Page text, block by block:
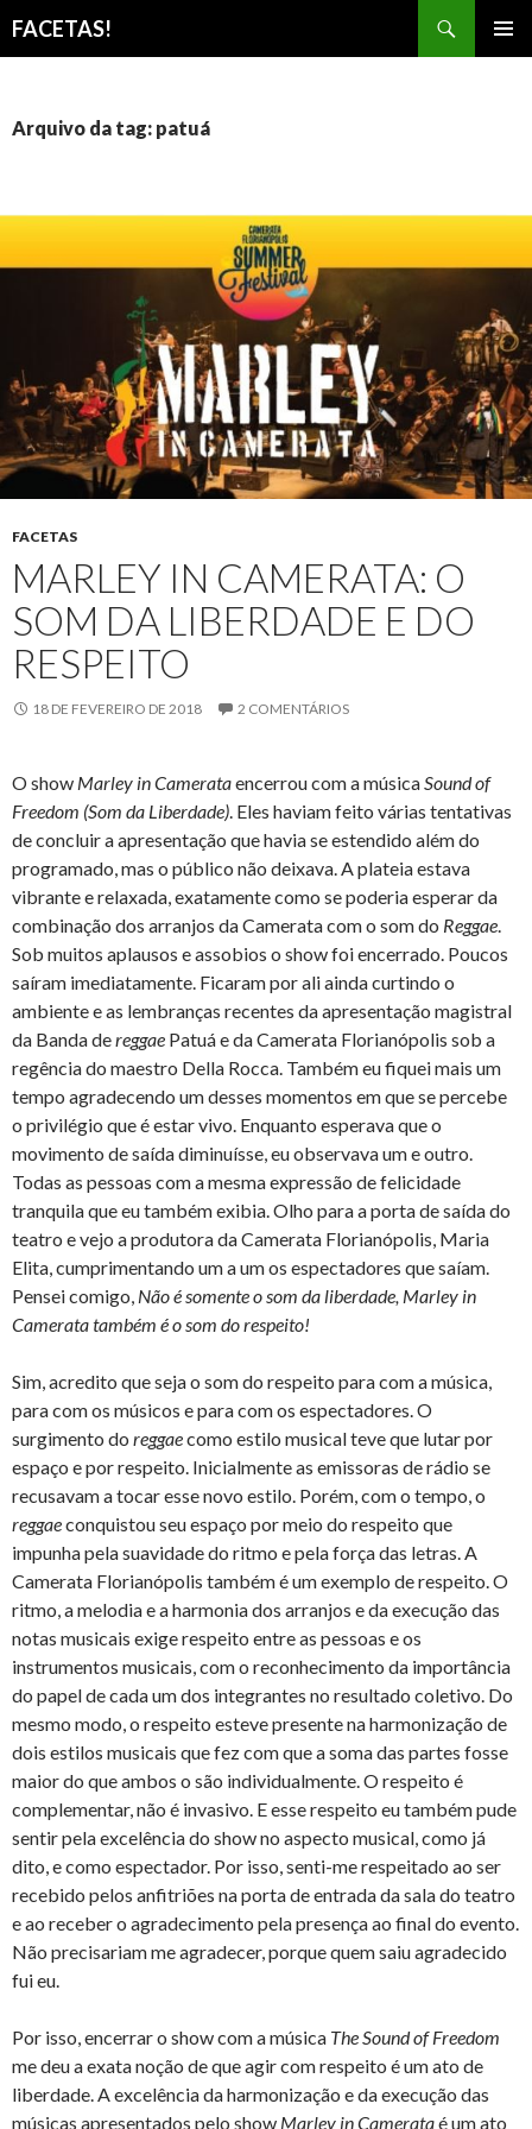
FACETAS!
CONTEÚDO
Arquivo da tag: patuá
FACETAS
MARLEY IN CAMERATA: O
SOM DA LIBERDADE E DO
RESPEITO
18 DE FEVEREIRO DE 2018 2 COMENTÁRIOS
O show Marley in Camerataencerrou com a músicaSound of
Freedom (Som da Liberdade). Eles haviam feito várias tentativas
de concluir a apresentação que havia se estendido além do
programado, mas o público não deixava. A plateia estava
vibrante e relaxada, exatamente como se poderia esperar da
combinação dos arranjos da Camerata com o som do Reggae.
Sob muitos aplausos e assobios o show foi encerrado. Poucos
saíram imediatamente. Ficaram por ali ainda curtindo o
ambiente e as lembranças recentes da apresentação magistral
da Banda dereggae Patuá e da Camerata Florianópolis sob a
regência do maestro Della Rocca. Também eu fiquei mais um
tempo agradecendo um desses momentos em que se percebe
o privilégio que é estar vivo. Enquanto esperava que o
movimento de saída diminuísse, eu observava um e outro.
Todas as pessoas com a mesma expressão de felicidade
tranquila que eu também exibia. Olho para a porta de saída do
teatro e vejo a produtora da Camerata Florianópolis, Maria
Elita, cumprimentando um a um os espectadores que saíam.
Pensei comigo, Não é somente o som da liberdade, Marley in
Camerata também é o som do respeito!
Sim, acredito que seja o som do respeito para com a música,
para com os músicos e para com os espectadores. O
surgimento do reggaecomo estilo musical teve que lutar por
espaço e por respeito. Inicialmente as emissoras de rádio se
recusavam a tocar esse novo estilo. Porém, com o tempo, o
reggaeconquistou seu espaço por meio do respeito que
impunha pela suavidade do ritmo e pela força das letras. A
Camerata Florianópolis também é um exemplo de respeito. O
ritmo, a melodia e a harmonia dos arranjos e da execução das
notas musicais exige respeito entre as pessoas e os
instrumentos musicais, com o reconhecimento da importância
do papel de cada um dos integrantes no resultado coletivo. Do
mesmo modo, o respeito esteve presente na harmonização de
dois estilos musicais que fez com que a soma das partes fosse
maior do que ambos o são individualmente. O respeito é
complementar, não é invasivo. E esse respeito eu também pude
sentir pela excelência do show no aspecto musical, como já
dito, e como espectador. Por isso, senti-me respeitado ao ser
recebido pelos anfitriões na porta de entrada da sala do teatro
e ao receber o agradecimento pela presença ao final do evento.
Não precisariam me agradecer, porque quem saiu agradecido
fui eu.
Por isso, encerrar o show com a música The Sound of Freedom
me deu a exata noção de que agir com respeito é um ato de
liberdade. A excelência da harmonização e da execução das
músicas apresentados pelo show Marley in Camerataé um ato